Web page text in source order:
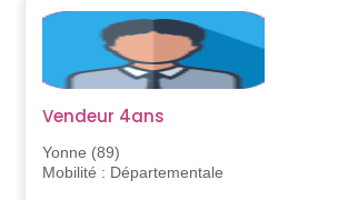
Vendeur 4ans
Yonne (89)
Mobilité : Départementale